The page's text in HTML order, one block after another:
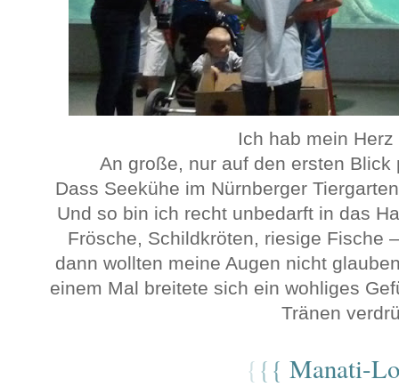
Ich hab mein
An große, nur auf den ersten
Dass Seekühe im Nürnberger
Und so bin ich recht unbedarft in das
Frösche, Schildkröten, riesige Fische
dann wollten meine Augen nicht
einem Mal breitete sich ein wohliges
Tränen
{ {{ Manati-